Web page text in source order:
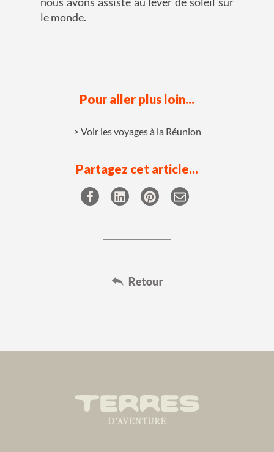
le monde.
Pour aller plus loin...
Voir les voyages à la Réunion
Partagez cet article...